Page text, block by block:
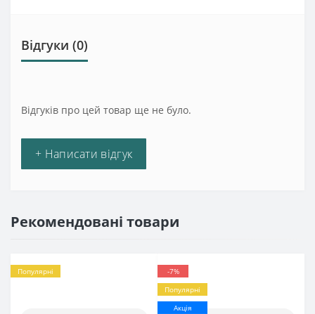
Відгуки (0)
Відгуків про цей товар ще не було.
+ Написати відгук
Рекомендовані товари
Популярні
-7%
Популярні
Акція